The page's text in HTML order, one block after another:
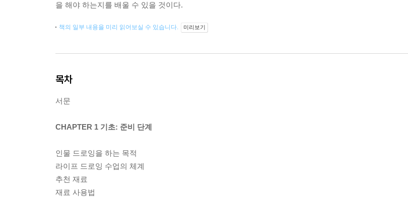
을 해야 하는지를 배울 수 있을 것이다.
책의 일부 내용을 미리 읽어보실 수 있습니다. 미리보기
목차
서문
CHAPTER 1 기초: 준비 단계
인물 드로잉을 하는 목적
라이프 드로잉 수업의 체계
추천 재료
재료 사용법